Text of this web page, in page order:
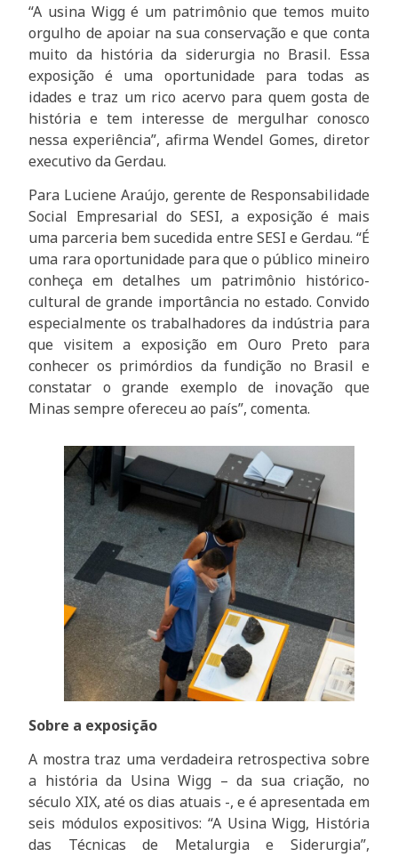
“A usina Wigg é um patrimônio que temos muito
orgulho de apoiar na sua conservação e que conta
muito da história da siderurgia no Brasil. Essa
exposição é uma oportunidade para todas as
idades e traz um rico acervo para quem gosta de
história e tem interesse de mergulhar conosco
nessa experiência”, afirma Wendel Gomes, diretor
executivo da Gerdau.
Para Luciene Araújo, gerente de Responsabilidade
Social Empresarial do SESI, a exposição é mais
uma parceria bem sucedida entre SESI e Gerdau. “É
uma rara oportunidade para que o público mineiro
conheça em detalhes um patrimônio histórico-
cultural de grande importância no estado. Convido
especialmente os trabalhadores da indústria para
que visitem a exposição em Ouro Preto para
conhecer os primórdios da fundição no Brasil e
constatar o grande exemplo de inovação que
Minas sempre ofereceu ao país”, comenta.
Sobre a exposição
A mostra traz uma verdadeira retrospectiva sobre
a história da Usina Wigg – da sua criação, no
século XIX, até os dias atuais -, e é apresentada em
seis módulos expositivos: “A Usina Wigg, História
das Técnicas de Metalurgia e Siderurgia”,